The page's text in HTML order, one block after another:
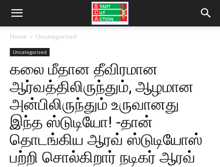
Home Uncategorized
Uncategorized
கலை மீதான தீவிரமான
ஆர்வத்திலிருந்தும், ஆழமான
அன்பிலிருந்தும் உருவானது
இந்த ஸ்டுடியோ! -தான்
தொடங்கிய ஆரவ் ஸ்டுடியோஸ்
பற்றி சொல்கிறார் நடிகர் ஆரவ்